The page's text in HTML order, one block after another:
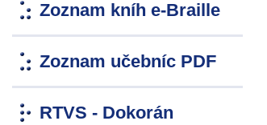
Zoznam kníh e-Braille
Zoznam učebníc PDF
RTVS - Dokorán